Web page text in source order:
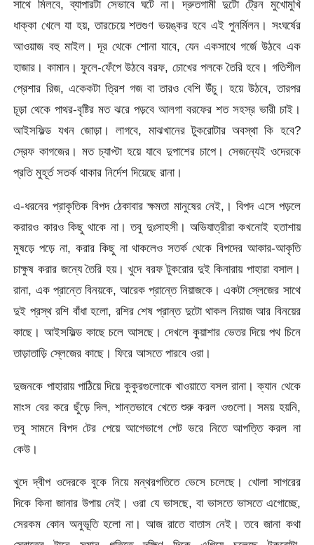
সাথে মিলবে, ব্যাপারটা সেভাবে ঘটে না। দ্রুতগামী দুটো ট্রেন মুখোমুখি
ধাক্কা খেলে যা হয়, তারচেয়ে শতগুণ ভয়ঙ্কর হবে এই পুনর্মিলন। সংঘর্ষের
আওয়াজ বহু মাইল। দূর থেকে শোনা যাবে, যেন একসাথে গর্জে উঠবে এক
হাজার। কামান। ফুলে-ফেঁপে উঠবে বরফ, চোখের পলকে তৈরি হবে। গতিশীল
প্রেশার রিজ, একেকটা ত্রিশ গজ বা তারও বেশি উঁচু। হয়ে উঠবে, তারপর
চূড়া থেকে পাথর-বৃষ্টির মত ঝরে পড়বে আলগা বরফের শত সহস্র ভারী চাই।
আইসফিল্ড যখন জোড়া। লাগবে, মাঝখানের টুকরোটার অবস্থা কি হবে?
স্রেফ কাগজের। মত চ্যাপ্টা হয়ে যাবে দুপাশের চাপে। সেজন্যেই ওদেরকে
প্রতি মুহূর্ত সতর্ক থাকার নির্দেশ দিয়েছে রানা।
এ-ধরনের প্রাকৃতিক বিপদ ঠেকাবার ক্ষমতা মানুষের নেই,। বিপদ এসে পড়লে
করারও কারও কিছু থাকে না। তবু দুঃসাহসী। অভিযাত্রীরা কখনোই হতাশায়
মুষড়ে পড়ে না, করার কিছু না থাকলেও সতর্ক থেকে বিপদের আকার-আকৃতি
চাক্ষুষ করার জন্যে তৈরি হয়। খুদে বরফ টুকরোর দুই কিনারায় পাহারা বসাল।
রানা, এক প্রান্তে বিনয়কে, আরেক প্রান্তে নিয়াজকে। একটা স্লেজের সাথে
দুই প্রস্থ রশি বাঁধা হলো, রশির শেষ প্রান্ত দুটো থাকল নিয়াজ আর বিনয়ের
কাছে। আইসফিল্ড কাছে চলে আসছে। দেখলে কুয়াশার ভেতর দিয়ে পথ চিনে
তাড়াতাড়ি স্লেজের কাছে। ফিরে আসতে পারবে ওরা।
দুজনকে পাহারায় পাঠিয়ে দিয়ে কুকুরগুলোকে খাওয়াতে বসল রানা। ক্যান থেকে
মাংস বের করে ছুঁড়ে দিল, শান্তভাবে খেতে শুরু করল ওগুলো। সময় হয়নি,
তবু সামনে বিপদ টের পেয়ে আগেভাগে পেট ভরে নিতে আপত্তি করল না
কেউ।
খুদে দ্বীপ ওদেরকে বুকে নিয়ে মন্থরগতিতে ভেসে চলেছে। খোলা সাগরের
দিকে কিনা জানার উপায় নেই। ওরা যে ভাসছে, বা ভাসতে ভাসতে এগোচ্ছে,
সেরকম কোন অনুভূতি হলো না। আজ রাতে বাতাস নেই। তবে জানা কথা